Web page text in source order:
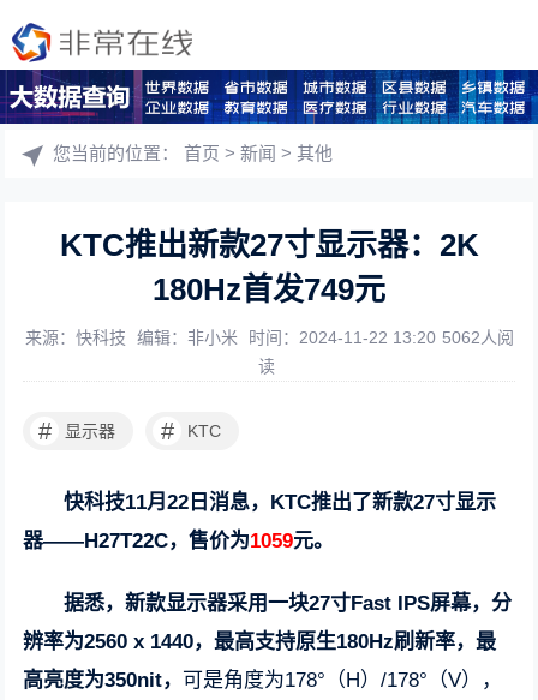
您当前的位置：首页 >新闻 >其他
KTC推出新款27寸显示器：2K
180Hz首发749元
来源：快科技 编辑：非小米 时间：2024-11-22 13:20 5062人阅
读
# 显示器 # KTC
快科技11月22日消息，KTC推出了新款27寸显示
器——H27T22C，售价为1059元。
据悉，新款显示器采用一块27寸Fast IPS屏幕，分
辨率为2560 x 1440，最高支持原生180Hz刷新率，最
高亮度为350nit， 可是角度为178°（H）/178°（V），